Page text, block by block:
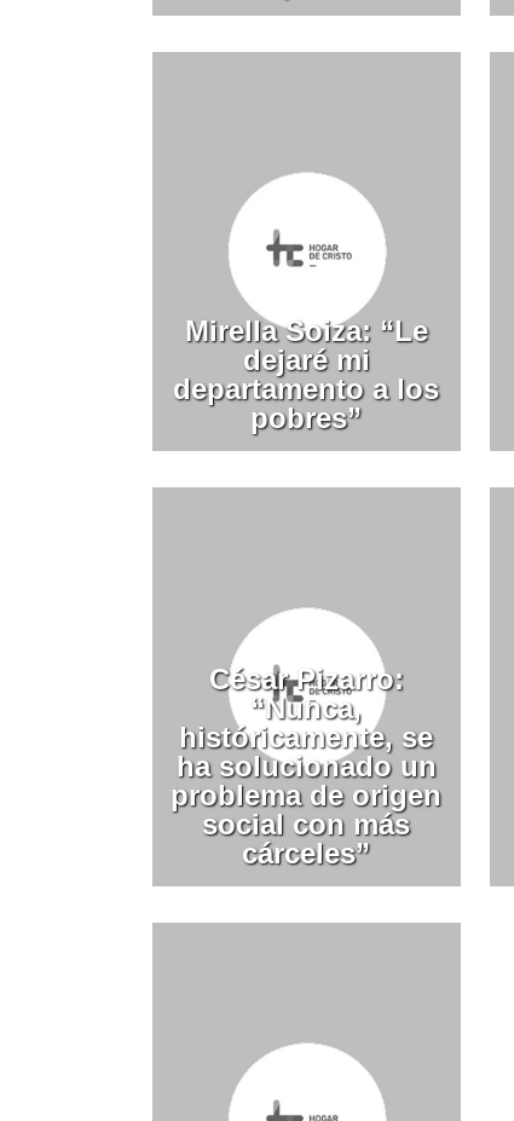
Mirella Soiza: “Le
dejaré mi
departamento a los
pobres”
César Pizarro:
“Nunca,
históricamente, se
ha solucionado un
problema de origen
social con más
cárceles”